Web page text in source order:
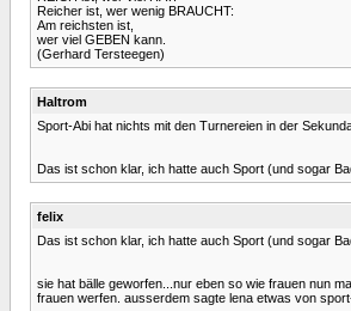
Reicher ist, wer wenig BRAUCHT:
Am reichsten ist,
wer viel GEBEN kann.
(Gerhard Tersteegen)
Haltrom
Sport-Abi hat nichts mit den Turnereien in der
Das ist schon klar, ich hatte auch Sport (und sogar
felix
Das ist schon klar, ich hatte auch Sport (und sogar
sie hat bälle geworfen...nur eben so wie frauen nun
frauen werfen. ausserdem sagte lena etwas von